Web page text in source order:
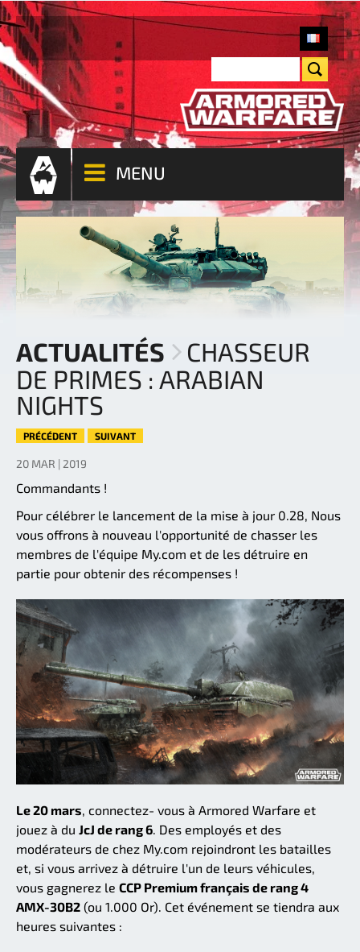
MENU
ACTUALITÉS
CHASSEUR
DE PRIMES : ARABIAN
NIGHTS
PRÉCÉDENT SUIVANT
20 MAR | 2019
Commandants !
Pour célébrer le lancement de la mise à jour 0.28, Nous
vous offrons à nouveau l'opportunité de chasser les
membres de l'équipe My.com et de les détruire en
partie pour obtenir des récompenses !
Le 20 mars , connectez- vous à Armored Warfare et
jouez à du JcJ de rang 6 . Des employés et des
modérateurs de chez My.com rejoindront les batailles
et, si vous arrivez à détruire l'un de leurs véhicules,
vous gagnerez le CCP Premium français de rang 4
AMX-30B2 (ou 1.000 Or). Cet événement se tiendra aux
heures suivantes :